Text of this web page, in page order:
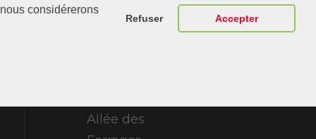
considérerons
Refuser Accepter
Nous
Allée des